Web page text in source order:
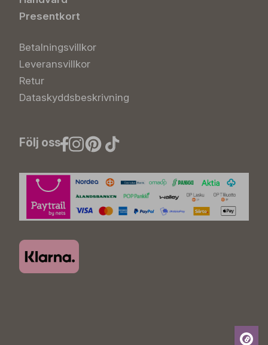
Presentkort
Betalningsvillkor
Leveransvillkor
Retur
Dataskyddsbeskrivning
Följ oss